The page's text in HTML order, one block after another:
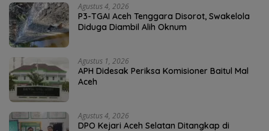
Agustus 4, 2026
P3-TGAI Aceh Tenggara Disorot, Swakelola
Diduga Diambil Alih Oknum
Agustus 1, 2026
APH Didesak Periksa Komisioner Baitul Mal
Aceh
Agustus 4, 2026
DPO Kejari Aceh Selatan Ditangkap di